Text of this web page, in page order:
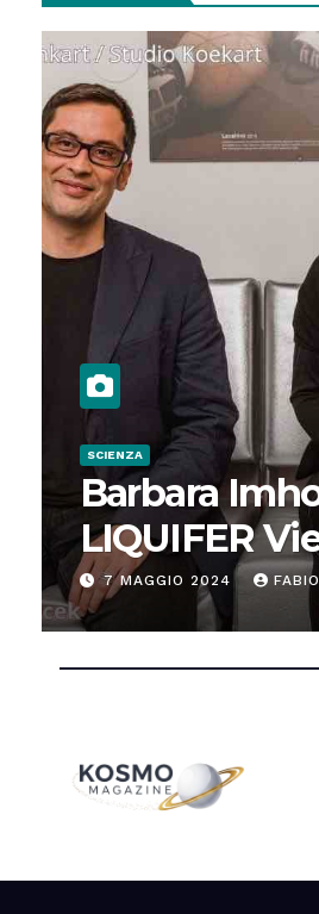
SCIENZA
Barbara
LIQUIFER
7 MAGGIO 2024